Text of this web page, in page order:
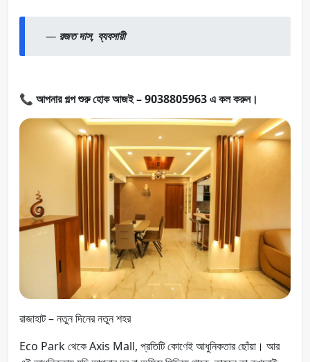
— রজত দাস, ব্যবসায়ী
📞 আপনার গল্প শুরু হোক আজই – 9038805963 এ কল করুন।
রাজাহাট – নতুন দিনের নতুন শহর
Eco Park থেকে Axis Mall, প্রতিটি কোণেই আধুনিকতার ছোঁয়া। আর